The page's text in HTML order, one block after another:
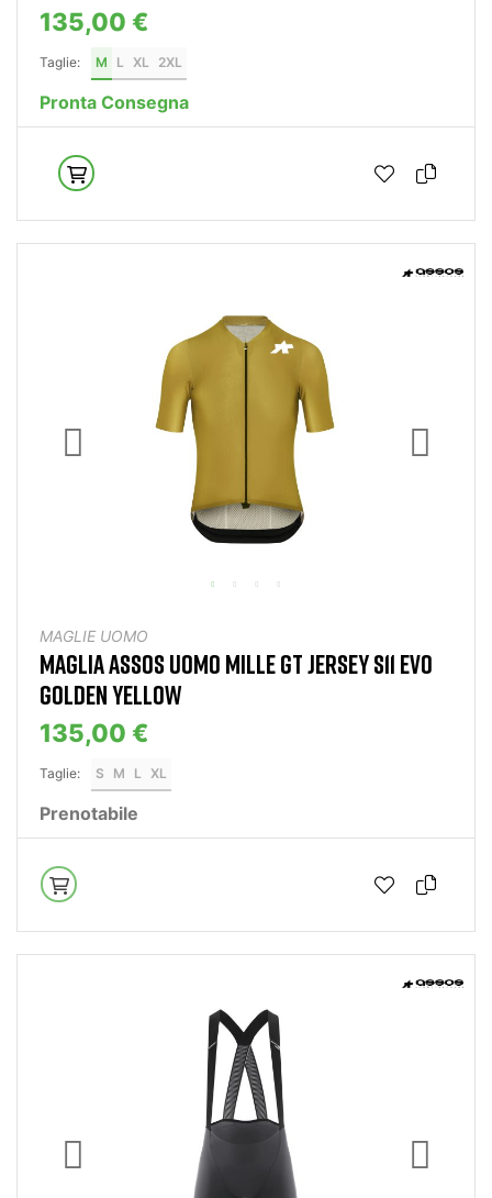
135,00 €
Taglie: M L XL 2XL
Pronta Consegna
MAGLIE UOMO
MAGLIA ASSOS UOMO MILLE GT JERSEY S11 EVO
GOLDEN YELLOW
135,00 €
Taglie: S M L XL
Prenotabile